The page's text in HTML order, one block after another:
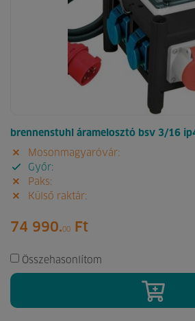
brennenstuhl áramelosztó bsv 3/16
Mosonmagyaróvár:
Győr:
Paks:
Külső raktár:
74 990.00 Ft
Összehasonlítom